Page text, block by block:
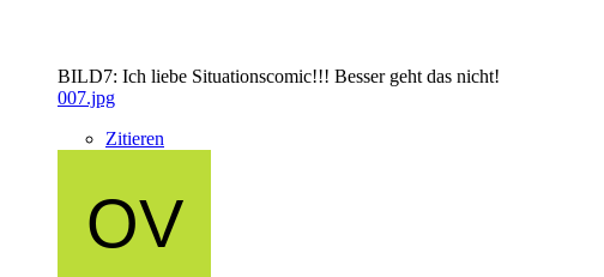
BILD7: Ich liebe Situationscomic!!! Besser geht das nicht!
007.jpg
Zitieren